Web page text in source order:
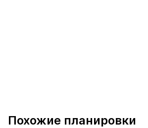
Похожие планировки